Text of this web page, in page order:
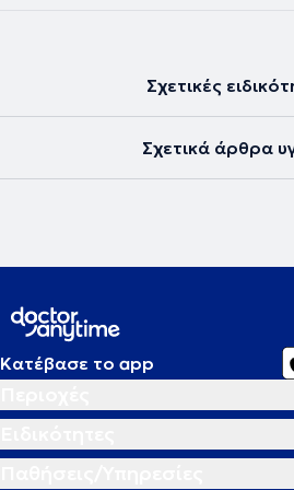
Χειρουργικής Γόνατοςεφαρμόζοντας
Γερμανική Εταιρεία Χειρουργικής
Κύπρου στον τομέα της Διοίκησης
(Sports Medicine Specialty) από την
Επίσης, οΔρ. Ιωάννης Γιαννακόπουλος
πολλών νέων συναδέλφων στη Γερμανία
ομιλητής σε πολλά επιστημονικά
Microport Orthopedics, στην
ρομποτική αρθροπλαστική γόνατος.
ακριβώς αξιόπιστη γερμανική
Σχετικές
Σχετικά άρθρα
Κατέβασε το app